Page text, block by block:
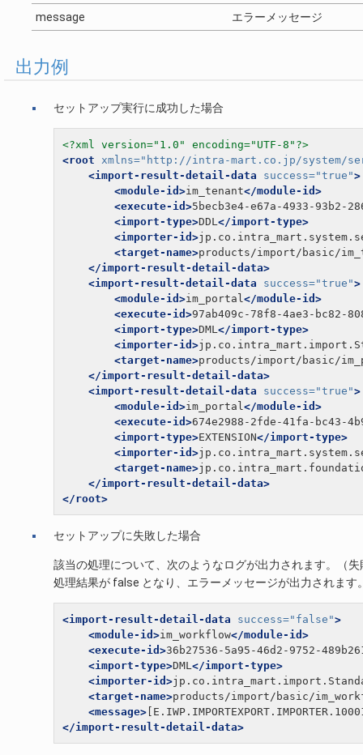
message エラーメッセージ
出力例
セットアップ実行に成功した場合
<?xml version="1.0" encoding="UTF-8"?>
<root
xmlns="http://intra-mart.co.jp/system/
<import-result-detail-data
success="true">
<module-id>im_tenant</module-id>
<execute-id>5becb3e4-e67a-4933-93b2-
<import-type>DDL </import-type>
<importer-id>
<target-name>products/import/basic/
</import-result-detail-data>
<import-result-detail-data
success="true">
<module-id>im_portal </module-id>
<execute-id>97ab409c-78f8-4ae3-bc82-
<import-type>DML </import-type>
<importer-id>
<target-name>products/import/basic/
</import-result-detail-data>
<import-result-detail-data
success="true">
<module-id>im_portal </module-id>
<execute-id>674e2988-2fde-41fa-bc43-
<import-type>EXTENSION</import-type>
<importer-id>
<target-name>
</import-result-detail-data>
</root>
セットアップに失敗した場合
該当の処理について、次のようなログが出力されます。（
処理結果が false となり、エラーメッセージが出力されます
<import-result-detail-data success="false">
<module-id>im_workflow</module-id>
<execute-id>36b27536-5a95-46d2-9752-
<import-type>DML </import-type>
<importer-id>
<target-name>products/import/basic/
<message>
</import-result-detail-data>